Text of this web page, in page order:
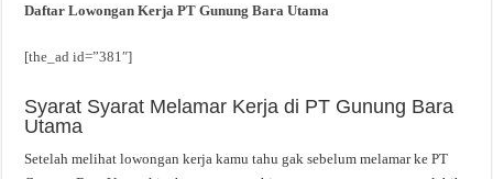
Daftar Lowongan Kerja PT Gunung Bara Utama
[the_ad id=”381″]
Syarat Syarat Melamar Kerja di PT Gunung Bara
Utama
Setelah melihat lowongan kerja kamu tahu gak sebelum melamar ke PT